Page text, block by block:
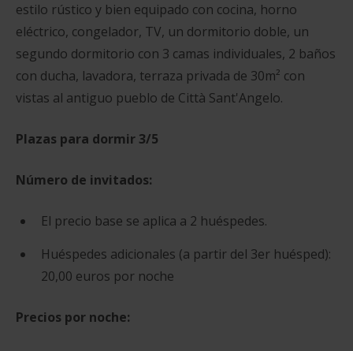
estilo rústico y bien equipado con cocina, horno
eléctrico, congelador, TV, un dormitorio doble, un
segundo dormitorio con 3 camas individuales, 2 baños
con ducha, lavadora, terraza privada de 30m² con
vistas al antiguo pueblo de Città Sant'Angelo.
Plazas para dormir 3/5
Número de invitados:
El precio base se aplica a 2 huéspedes.
Huéspedes adicionales (a partir del 3er huésped):
20,00 euros por noche
Precios por noche: